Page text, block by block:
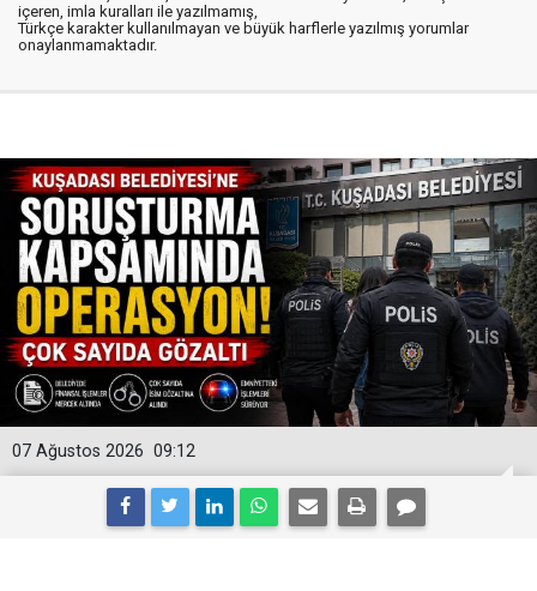
içeren, imla kuralları ile yazılmamış,
Türkçe karakter kullanılmayan ve büyük harflerle yazılmış yorumlar
onaylanmamaktadır.
09:12
07 Ağustos 2026